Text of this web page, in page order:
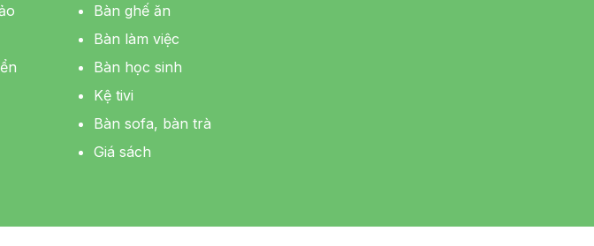
Bàn ghế ăn
Bàn làm việc
Bàn học sinh
Kệ tivi
Bàn sofa, bàn trà
Giá sách